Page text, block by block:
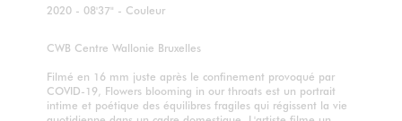
2020 - 08'37" - Couleur
CWB Centre Wallonie Bruxelles
Filmé en 16 mm juste après le confinement provoqué par
COVID-19, Flowers blooming in our throats est un portrait
intime et poétique des équilibres fragiles qui régissent la vie